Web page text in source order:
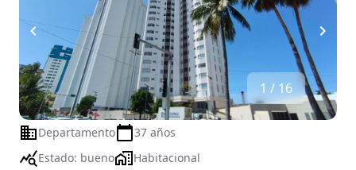
1 / 16
Departamento
37 años
Estado: bueno Habitacional